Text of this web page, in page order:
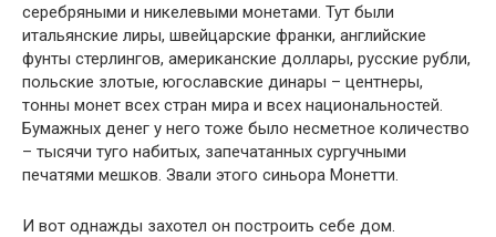
серебряными и никелевыми монетами. Тут были
итальянские лиры, швейцарские франки, английские
фунты стерлингов, американские доллары, русские рубли,
польские злотые, югославские динары – центнеры,
тонны монет всех стран мира и всех национальностей.
Бумажных денег у него тоже было несметное количество
– тысячи туго набитых, запечатанных сургучными
печатями мешков. Звали этого синьора Монетти.
И вот однажды захотел он построить себе дом.